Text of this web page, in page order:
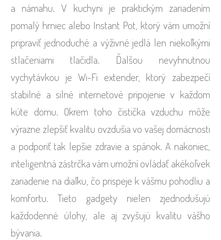
a námahu. V kuchyni je praktickým zariadením
pomalý hrniec alebo Instant Pot, ktorý vám umožní
pripraviť jednoduché a výživné jedlá len niekoľkými
stlačeniami tlačidla. Ďalšou nevyhnutnou
vychytávkou je Wi-Fi extender, ktorý zabezpečí
stabilné a silné internetové pripojenie v každom
kúte domu. Okrem toho čistička vzduchu môže
výrazne zlepšiť kvalitu ovzdušia vo vašej domácnosti
a podporiť tak lepšie zdravie a spánok. A nakoniec,
inteligentná zástrčka vám umožní ovládať akékoľvek
zariadenie na diaľku, čo prispeje k vášmu pohodliu a
komfortu. Tieto gadgety nielen zjednodušujú
každodenné úlohy, ale aj zvyšujú kvalitu vášho
bývania.